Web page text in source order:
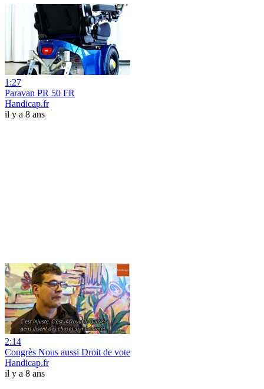
1:27
Paravan PR 50 FR
Handicap.fr
il y a 8 ans
2:14
Congrès Nous aussi Droit de vote
Handicap.fr
il y a 8 ans